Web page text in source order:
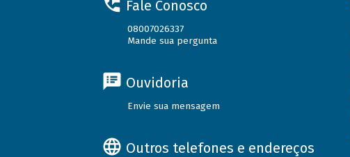
Fale Conosco
08007026337
Mande sua pergunta
Ouvidoria
Envie sua mensagem
Outros telefones e endereços